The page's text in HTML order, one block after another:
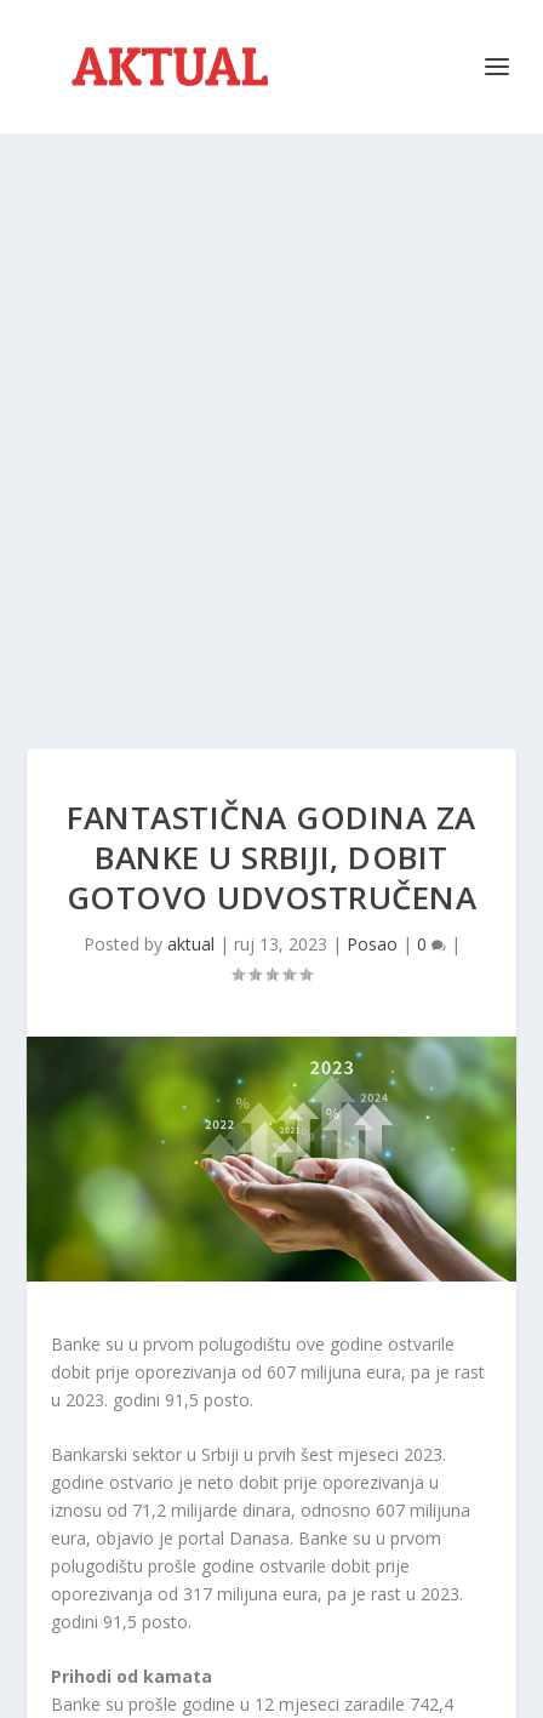
FANTASTIČNA GODINA ZA
BANKE U SRBIJI, DOBIT
GOTOVO UDVOSTRUČENA
Posted by aktual | ruj 13, 2023 | Posao | 0 |
Banke su u prvom polugodištu ove godine ostvarile
dobit prije oporezivanja od 607 milijuna eura, pa je rast
u 2023. godini 91,5 posto.
Bankarski sektor u Srbiji u prvih šest mjeseci 2023.
godine ostvario je neto dobit prije oporezivanja u
iznosu od 71,2 milijarde dinara, odnosno 607 milijuna
eura, objavio je portal Danasa. Banke su u prvom
polugodištu prošle godine ostvarile dobit prije
oporezivanja od 317 milijuna eura, pa je rast u 2023.
godini 91,5 posto.
Prihodi od kamata
Banke su prošle godine u 12 mjeseci zaradile 742,4